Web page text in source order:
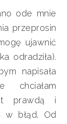
ode mnie
przeprosin
ujawnić
odradziła).
napisała
chciałam
prawdą i
w błąd. Od